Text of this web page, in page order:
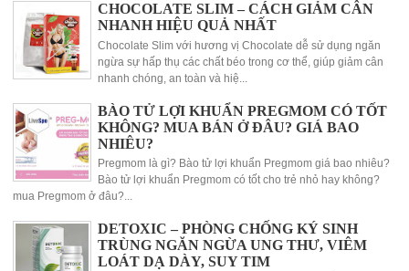
CHOCOLATE SLIM – CÁCH GIẢM CÂN
NHANH HIỆU QUẢ NHẤT
Chocolate Slim với hương vị Chocolate dễ sử dụng ngăn
ngừa sự hấp thụ các chất béo trong cơ thể, giúp giảm cân
nhanh chóng, an toàn và hiệ...
BÀO TỬ LỢI KHUẨN PREGMOM CÓ TỐT
KHÔNG? MUA BÁN Ở ĐÂU? GIÁ BAO
NHIÊU?
Pregmom là gì? Bào tử lợi khuẩn Pregmom giá bao nhiêu?
Bào tử lợi khuẩn Pregmom có tốt cho trẻ nhỏ hay không?
mua Pregmom ở đâu?...
DETOXIC – PHÒNG CHỐNG KÝ SINH
TRÙNG NGĂN NGỪA UNG THƯ, VIÊM
LOÁT DẠ DÀY, SUY TIM